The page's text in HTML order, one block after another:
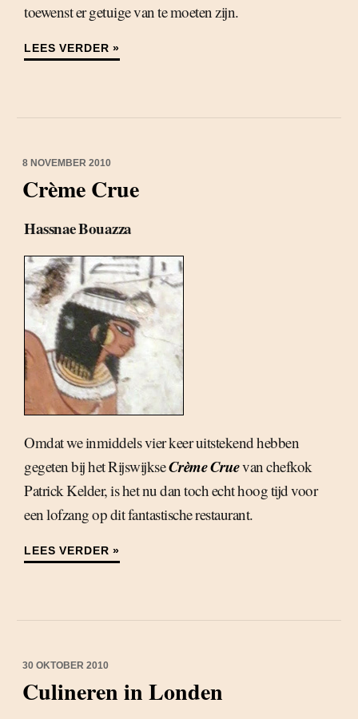
toewenst er getuige van te moeten zijn.
LEES VERDER »
8 NOVEMBER 2010
Crème Crue
Hassnae Bouazza
Omdat we inmiddels vier keer uitstekend hebben
gegeten bij het RijswijkseCrème Cruevan chefkok
Patrick Kelder, is het nu dan toch echt hoog tijd voor
een lofzang op dit fantastische restaurant.
LEES VERDER »
30 OKTOBER 2010
Culineren in Londen